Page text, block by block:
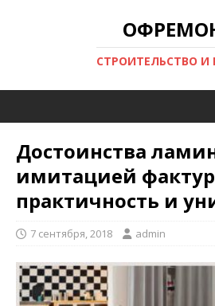
СТРОИТЕЛЬСТВО И
Достоинства
имитацией
практичность и
7 сентября, 2018 admin